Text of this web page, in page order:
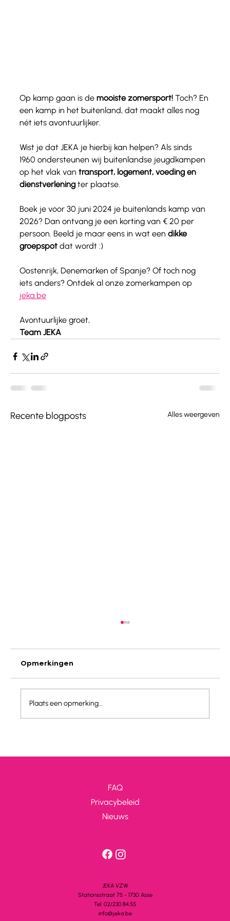
Op kamp gaan is de mooiste zomersport! Toch? En
een kamp in het buitenland, dat maakt alles nog
nét iets avontuurlijker.
Wist je dat JEKA je hierbij kan helpen? Als sinds
1960 ondersteunen wij buitenlandse jeugdkampen
op het vlak van transport, logement, voeding en
dienstverlening ter plaatse.
Boek je voor 30 juni 2024 je buitenlands kamp van
2026? Dan ontvang je een korting van € 20 per
persoon. Beeld je maar eens in wat een dikke
groepspot dat wordt :)
Oostenrijk, Denemarken of Spanje? Of toch nog
iets anders? Ontdek al onze zomerkampen op
jeka.be
Avontuurlijke groet,
Team JEKA
Recente blogposts Alles weergeven
Opmerkingen
Plaats een opmerking...
JEKA VZW
Stationsstraat 75 - 1730 Asse
Tel: 02/230.84.55
info@jeka.be
FAQ
Privacybeleid
Nieuws